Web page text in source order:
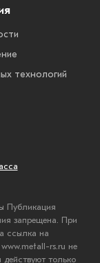
технологий
Публикация
запрещена. При
ссылка на
rs.ru не
только